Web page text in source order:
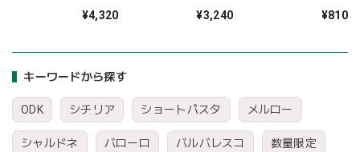
キーワードから探す
ODK シチリア ショートパスタ メルロー
シャルドネ バローロ バルバレスコ 数量限定
ー・チーズクリーム
¥4,320
ト・オイル漬け¥3,240
¥810